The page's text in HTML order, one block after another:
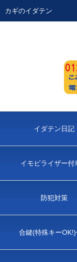
カギのイダテン
特定商取引法に基
リンク集
イダテン日記
イモビライザー付
防犯対策
合鍵(特殊キーOK!)